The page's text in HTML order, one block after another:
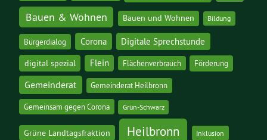
Bauen & Wohnen Bauen und Wohnen Bildung
Bürgerdialog Corona Digitale Sprechstunde
digital spezial Flein Flächenverbrauch Förderung
Gemeinderat Gemeinderat Heilbronn
Gemeinsam gegen Corona Grün-Schwarz
Grüne Landtagsfraktion Heilbronn Inklusion